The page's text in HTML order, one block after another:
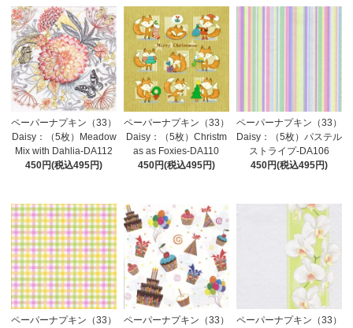
ペーパーナプキン（33）
Daisy：（5枚）Meadow
Mix with Dahlia-DA112
450円(税込495円)
ペーパーナプキン（33）
Daisy：（5枚）Christm
as as Foxies-DA110
450円(税込495円)
ペーパーナプキン（33）
Daisy：（5枚）パステル
ストライプ-DA106
450円(税込495円)
ペーパーナプキン（33）
ペーパーナプキン（33）
ペーパーナプキン（33）